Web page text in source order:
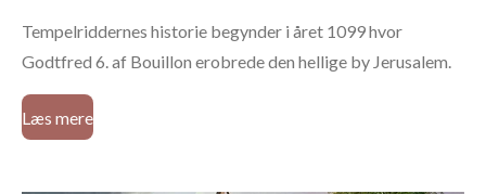
Tempelriddernes historie begynder i året 1099 hvor
Godtfred 6. af Bouillon erobrede den hellige by Jerusalem.
Læs mere